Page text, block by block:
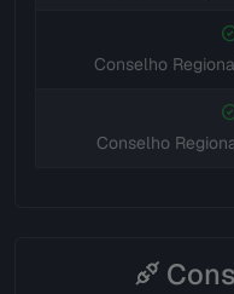
Conselho
Conselho